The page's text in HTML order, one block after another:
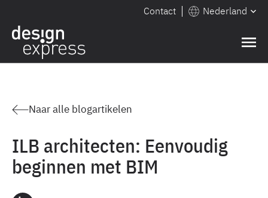
Contact Nederland
Naar alle blogartikelen
ILB architecten: Eenvoudig
beginnen met BIM